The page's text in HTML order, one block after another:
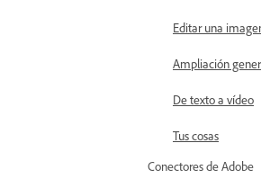
Editar una
Ampliación
De texto a vídeo
Tus cosas
Conectores de Adobe